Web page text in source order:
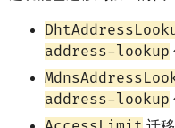
address-lookup
address-lookup